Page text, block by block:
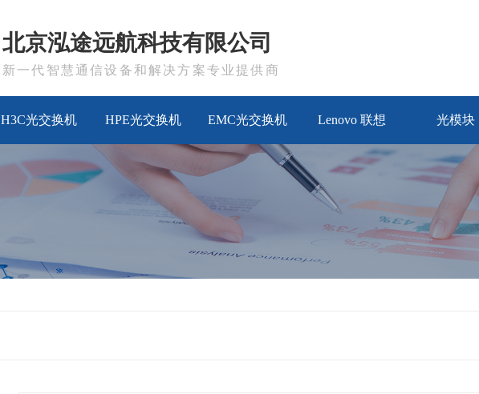
北京泓途远航科技有限公司
新一代智慧通信设备和解决方案专业提供商
H3C光交换机 HPE光交换机 EMC光交换机 Lenovo 联想 光模块